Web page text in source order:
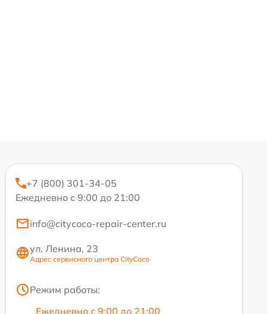
+7 (800) 301-34-05
Ежедневно с 9:00 до 21:00
info@citycoco-repair-center.ru
ул. Ленина, 23
Адрес сервисного центра CityCoco
Режим работы:
Ежедневно с 9:00 до 21:00